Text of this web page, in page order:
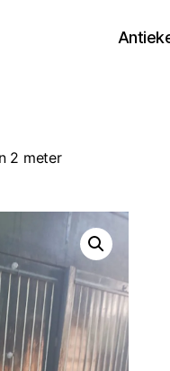
2 meter